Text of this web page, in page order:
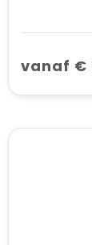
vanaf €